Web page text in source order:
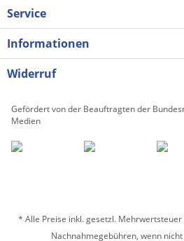
Service
Informationen
Widerruf
Gefördert von der Beauftragten der
Medien
* Alle Preise inkl. gesetzl. Mehrwertsteuer
Nachnahmegebühren, wenn